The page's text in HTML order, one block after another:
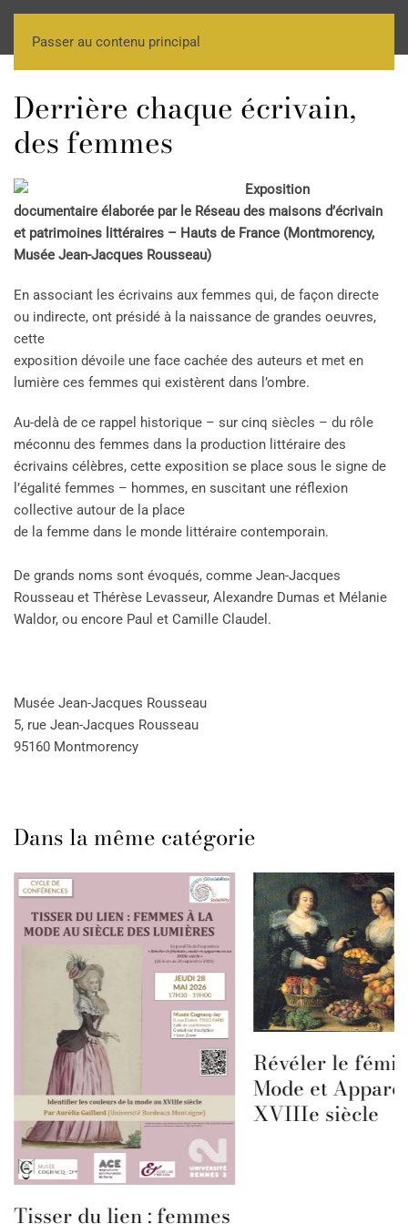
Passer au contenu principal
Derrière chaque écrivain,
des femmes
Exposition
documentaire élaborée par le Réseau des maisons d’écrivain
et patrimoines littéraires – Hauts de France (Montmorency,
Musée Jean-Jacques Rousseau)
En associant les écrivains aux femmes qui, de façon directe
ou indirecte, ont présidé à la naissance de grandes oeuvres,
cette
exposition dévoile une face cachée des auteurs et met en
lumière ces femmes qui existèrent dans l’ombre.
Au-delà de ce rappel historique – sur cinq siècles – du rôle
méconnu des femmes dans la production littéraire des
écrivains célèbres, cette exposition se place sous le signe de
l’égalité femmes – hommes, en suscitant une réflexion
collective autour de la place
de la femme dans le monde littéraire contemporain.
De grands noms sont évoqués, comme Jean-Jacques
Rousseau et Thérèse Levasseur, Alexandre Dumas et Mélanie
Waldor, ou encore Paul et Camille Claudel.
Musée Jean-Jacques Rousseau
5, rue Jean-Jacques Rousseau
95160 Montmorency
Dans la même catégorie
Tisser du lien : femmes
Révéler le
Mode et
XVIIIe siècle